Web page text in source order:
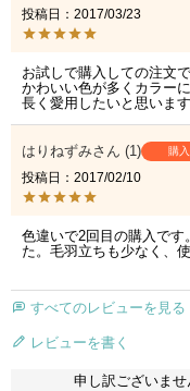
投稿日
2017/03/23
お試しで購入しての注文で
かわいい色が多くカラーに
長く愛用したいと思います
はりねずみ 1 購
投稿日
2017/02/10
色違いで2回目の購入で
た。毛羽立ちも少なく、
すべてのレビューを見る
レビューを書く
申し訳ございませ